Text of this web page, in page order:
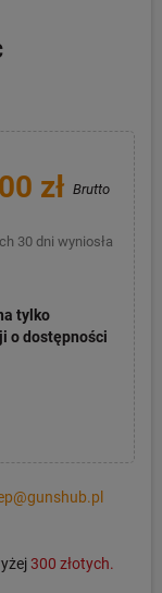
zł Brutto
30 dni wyniosła
tylko
o dostępności
300 złotych.